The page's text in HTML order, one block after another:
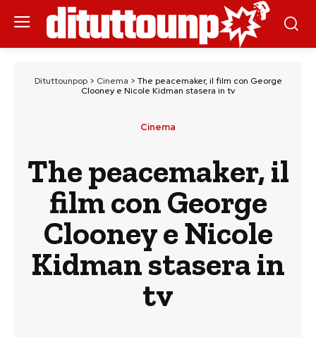
Dituttounpop> Cinema > The peacemaker, il film con George
Clooney e Nicole Kidman stasera in tv
Cinema
The peacemaker, il
film con George
Clooney e Nicole
Kidman stasera in
tv